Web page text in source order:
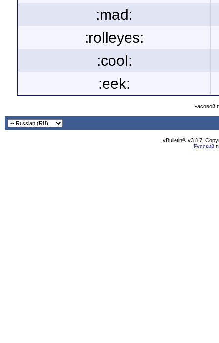
:mad:
:rolleyes:
:cool:
:eek:
Часовой
vBulletin® v3.8.7,
Русский